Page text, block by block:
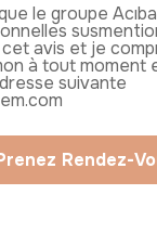
le groupe
avis et je
à tout moment
suivante
Rendez-